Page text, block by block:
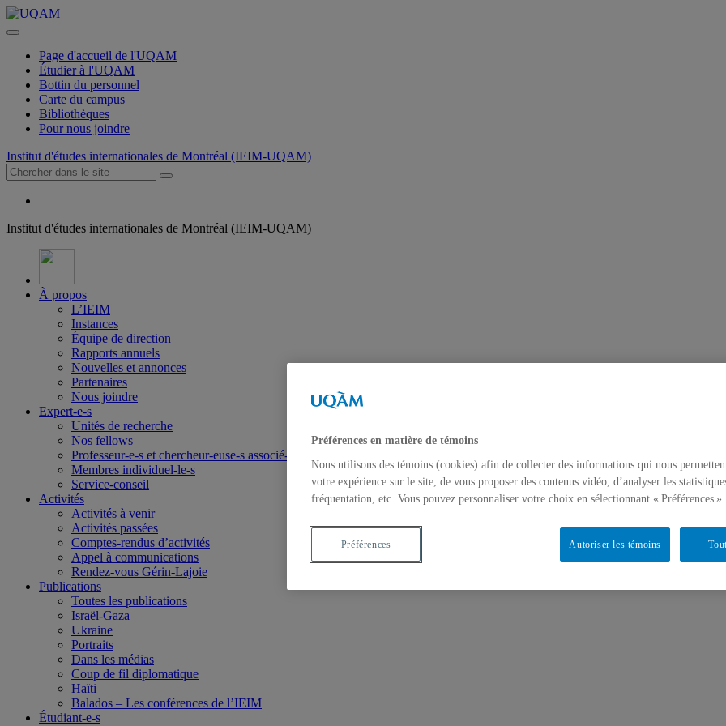
Page d'accueil de l'UQAM
Étudier à l'UQAM
Bottin du personnel
Carte du campus
Bibliothèques
Pour nous joindre
Institut d'études internationales de Montréal (IEIM-UQAM)
Institut d'études internationales de Montréal (IEIM-UQAM)
À propos
L’IEIM
Instances
Équipe de direction
Rapports annuels
Nouvelles et annonces
Partenaires
Nous joindre
Expert-e-s
Unités de recherche
Nos fellows
Professeur-e-s et chercheur-euse-s associé-e-s
Membres individuel-le-s
Service-conseil
Activités
Activités à venir
Activités passées
Comptes-rendus d’activités
Appel à communications
Rendez-vous Gérin-Lajoie
Publications
Toutes les publications
Israël-Gaza
Ukraine
Portraits
Dans les médias
Coup de fil diplomatique
Haïti
Balados – Les conférences de l’IEIM
Étudiant-e-s
Préférences en matière de témoins
Nous utilisons des témoins (cookies) afin de collecter des informations qui nous
votre expérience sur le site, de vous proposer des contenus vidéo, d’analyser les
fréquentation, etc. Vous pouvez personnaliser votre choix en sélectionnant « Préférences ».
Autoriser les témoins
Préférences